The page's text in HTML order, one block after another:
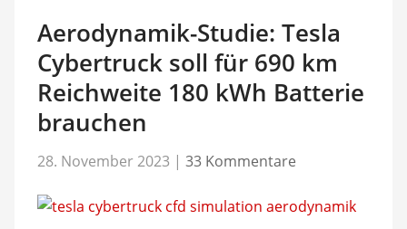
Aerodynamik-Studie: Tesla
Cybertruck soll für 690 km
Reichweite 180 kWh Batterie
brauchen
28. November 2023 | 33 Kommentare